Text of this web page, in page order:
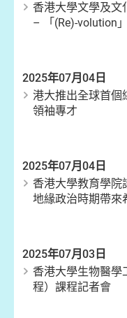
香港大學文學及文
– 「(Re)-volution」
2025年07月04日
港大推出全球首個
領袖專才
2025年07月04日
香港大學教育學院
地緣政治時期帶來
2025年07月03日
香港大學生物醫學
程）課程記者會